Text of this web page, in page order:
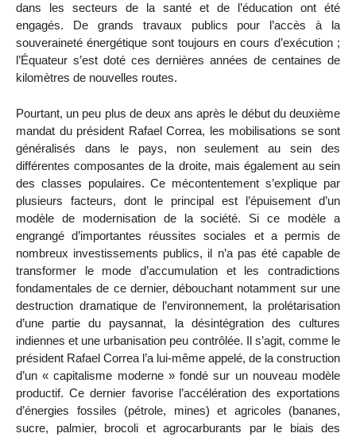
dans les secteurs de la santé et de l’éducation ont été
engagés. De grands travaux publics pour l’accès à la
souveraineté énergétique sont toujours en cours d’exécution ;
l’Équateur s’est doté ces dernières années de centaines de
kilomètres de nouvelles routes.
Pourtant, un peu plus de deux ans après le début du deuxième
mandat du président Rafael Correa, les mobilisations se sont
généralisés dans le pays, non seulement au sein des
différentes composantes de la droite, mais également au sein
des classes populaires. Ce mécontentement s’explique par
plusieurs facteurs, dont le principal est l’épuisement d’un
modèle de modernisation de la société. Si ce modèle a
engrangé d’importantes réussites sociales et a permis de
nombreux investissements publics, il n’a pas été capable de
transformer le mode d’accumulation et les contradictions
fondamentales de ce dernier, débouchant notamment sur une
destruction dramatique de l’environnement, la prolétarisation
d’une partie du paysannat, la désintégration des cultures
indiennes et une urbanisation peu contrôlée. Il s’agit, comme le
président Rafael Correa l’a lui-même appelé, de la construction
d’un « capitalisme moderne » fondé sur un nouveau modèle
productif. Ce dernier favorise l’accélération des exportations
d’énergies fossiles (pétrole, mines) et agricoles (bananes,
sucre, palmier, brocoli et agrocarburants par le biais des